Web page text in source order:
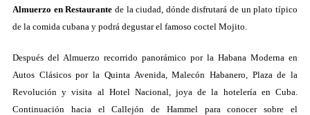
Almuerzo en Restaurante de la ciudad, dónde disfrutará de un plato típico
de la comida cubana y podrá degustar el famoso coctel Mojito.
Después del Almuerzo recorrido panorámico por la Habana Moderna en
Autos Clásicos por la Quinta Avenida, Malecón Habanero, Plaza de la
Revolución y visita al Hotel Nacional, joya de la hotelería en Cuba.
Continuación hacia el Callejón de Hammel para conocer sobre el